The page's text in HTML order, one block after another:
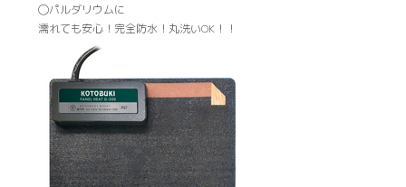
◯パルダリウムに
濡れても安心！完全防水！丸洗いOK！！